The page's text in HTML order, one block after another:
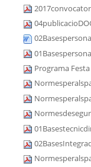
Programa